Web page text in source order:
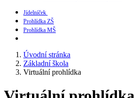
Jídelníček
Prohlídka ZŠ
Prohlídka MŠ
Úvodní stránka
Základní škola
Virtuální prohlídka